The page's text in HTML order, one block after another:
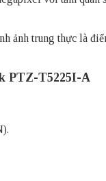
trung thực là
PTZ-T5225I-A